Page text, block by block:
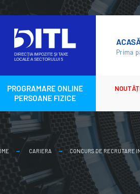
content
Prima
PROGRAMARE ONLINE
PERSOANE FIZICE
CARIERA CONCURS DE RECRUTARE